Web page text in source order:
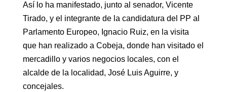
Así lo ha manifestado, junto al senador, Vicente
Tirado, y el integrante de la candidatura del PP al
Parlamento Europeo, Ignacio Ruiz, en la visita
que han realizado a Cobeja, donde han visitado el
mercadillo y varios negocios locales, con el
alcalde de la localidad, José Luis Aguirre, y
concejales.